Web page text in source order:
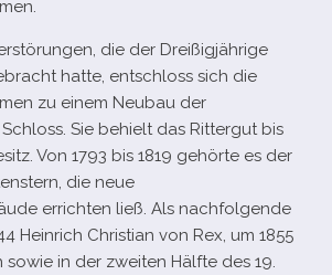
die der Dreißigjährige
hatte, ent­schloss sich die
zu einem Neubau der
Sie behielt das Rittergut bis
Von 1793 bis 1819 gehörte es der
die neue
errich­ten ließ. Als nach­fol­gende
Heinrich Christian von Rex, um 1855
sowie in der zwei­ten Hälfte des 19.